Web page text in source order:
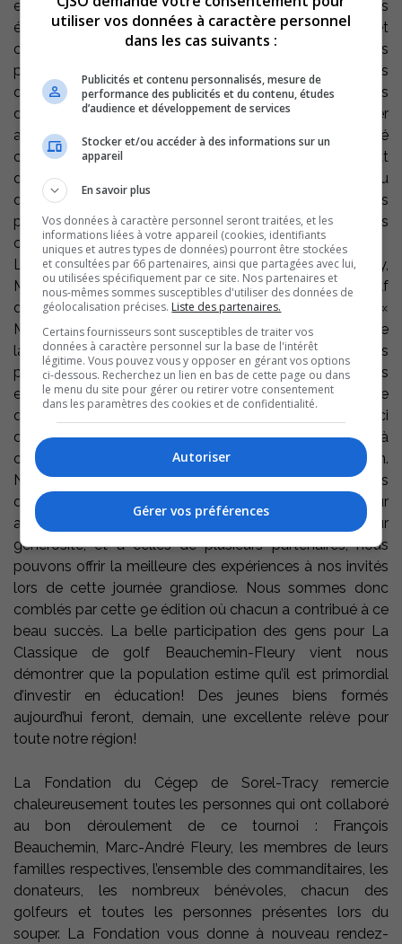
est de favoriser et de contribuer au développement des
étudiants du Cégep de Sorel-Tracy. Pour atteindre cet
objectif fondamental, la Fondation déploie ses actions
par la mise en œuvre d’un programme de bourses
d’excellence, de persévérance et d’expériences scolaires
destiné aux étudiants et elle assure un soutien financier
aux projets formateurs organisés par la communauté
collégiale. Elle aide aussi le Collège à procéder à l’achat
d’équipements technologiques qui assureront un milieu
de vie stimulant à nos jeunes. Ces investissements
permettent aussi au Collège d’offrir d’excellentes
conditions de réussite aux élèves de notre région.
La directrice de la Fondation du Cégep de Sorel-Tracy,
Myriam Arpin, se réjouit de la réussite du tournoi de golf
dont le succès ne se dément pas année après année : «
Malgré un contexte économique moins favorable lors de
la dernière année, la grande majorité de nos fidèles
participants ont répondu présents. De nouvelles
entreprises se sont même inscrites au tournoi ainsi que
quelques fans de nos coprésidents d’honneur. Ceci
démontre bien comment les gens de la région ont à
cœur notre tournoi et les objectifs de notre Fondation.
Nous avons également le bonheur d’avoir des présidents
d’honneur très appréciés mais aussi très dévoués pour
assurer la réussite de leur événement. Grâce à leur
générosité, et à celles de plusieurs partenaires, nous
pouvons offrir la meilleure des expériences à nos invités
lors de cette journée grandiose. Nous sommes donc
comblés par cette 9e édition où chacun a contribué à ce
beau succès. La belle participation des gens pour La
Classique de golf Beauchemin-Fleury vient nous
démontrer que la population estime qu’il est primordial
d’investir en éducation! Des jeunes biens formés
aujourd’hui feront, demain, une excellente relève pour
toute notre région!
La Fondation du Cégep de Sorel-Tracy remercie
chaleureusement toutes les personnes qui ont collaboré
au bon déroulement de ce tournoi : François
Beauchemin, Marc-André Fleury, les membres de leurs
familles respectives, l’ensemble des commanditaires, les
donateurs, les nombreux bénévoles, chacun des
golfeurs et toutes les personnes présentes lors du
souper. La Fondation vous donne à nouveau rendez-
utiliser vos données à caractère personnel
dans les cas suivants :
Publicités et contenu personnalisés, mesure de
performance des publicités et du contenu, études
d’audience et développement de services
Stocker et/ou accéder à des informations sur un
appareil
En savoir plus
Vos données à caractère personnel seront traitées, et les
informations liées à votre appareil (cookies, identifiants
uniques et autres types de données) pourront être stockées
et consultées par 66 partenaires, ainsi que partagées avec lui,
ou utilisées spécifiquement par ce site. Nos partenaires et
nous-mêmes sommes susceptibles d'utiliser des données de
géolocalisation précises. Liste des partenaires.
Certains fournisseurs sont susceptibles de traiter vos
données à caractère personnel sur la base de l'intérêt
légitime. Vous pouvez vous y opposer en gérant vos options
ci-dessous. Recherchez un lien en bas de cette page ou dans
le menu du site pour gérer ou retirer votre consentement
dans les paramètres des cookies et de confidentialité.
Autoriser
Gérer vos préférences